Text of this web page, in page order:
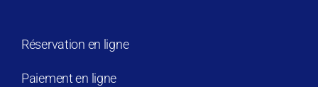
Réservation en ligne
Paiement en ligne